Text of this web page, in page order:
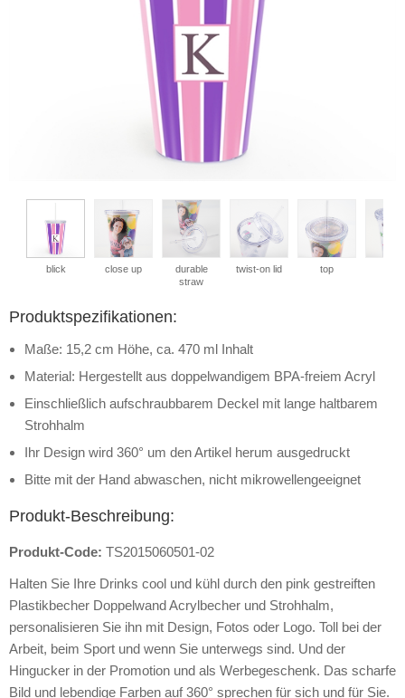
blick close up
durable
straw
twist-on lid top
Produktspezifikationen:
Maße: 15,2 cm Höhe, ca. 470 ml Inhalt
Material: Hergestellt aus doppelwandigem BPA-freiem Acryl
Einschließlich aufschraubbarem Deckel mit lange haltbarem
Strohhalm
Ihr Design wird 360° um den Artikel herum ausgedruckt
Bitte mit der Hand abwaschen, nicht mikrowellengeeignet
Produkt-Beschreibung:
Produkt-Code: TS2015060501-02
Halten Sie Ihre Drinks cool und kühl durch den pink gestreiften
Plastikbecher Doppelwand Acrylbecher und Strohhalm,
personalisieren Sie ihn mit Design, Fotos oder Logo. Toll bei der
Arbeit, beim Sport und wenn Sie unterwegs sind. Und der
Hingucker in der Promotion und als Werbegeschenk. Das scharfe
Bild und lebendige Farben auf 360° sprechen für sich und für Sie.